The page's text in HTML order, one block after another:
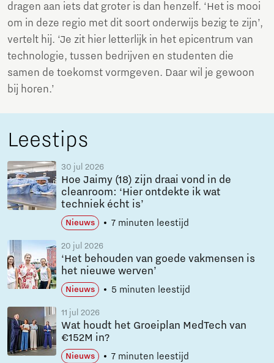
dragen aan iets dat groter is dan henzelf. ‘Het is mooi
om in deze regio met dit soort onderwijs bezig te zijn’,
vertelt hij. ‘Je zit hier letterlijk in het epicentrum van
technologie, tussen bedrijven en studenten die
samen de toekomst vormgeven. Daar wil je gewoon
bij horen.’
Leestips
30 jul 2026
Hoe Jaimy (18) zijn draai vond in de
cleanroom: ‘Hier ontdekte ik wat
techniek écht is’
Nieuws 7 minuten leestijd
20 jul 2026
‘Het behouden van goede vakmensen is
het nieuwe werven’
Nieuws 5 minuten leestijd
11 jul 2026
Wat houdt het Groeiplan MedTech van
€152M in?
Nieuws 7 minuten leestijd